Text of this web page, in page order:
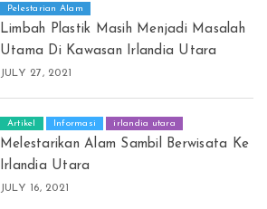
Pelestarian Alam
Limbah Plastik Masih Menjadi Masalah
Utama Di Kawasan Irlandia Utara
JULY 27, 2021
Artikel Informasi irlandia utara
Melestarikan Alam Sambil Berwisata Ke
Irlandia Utara
JULY 16, 2021